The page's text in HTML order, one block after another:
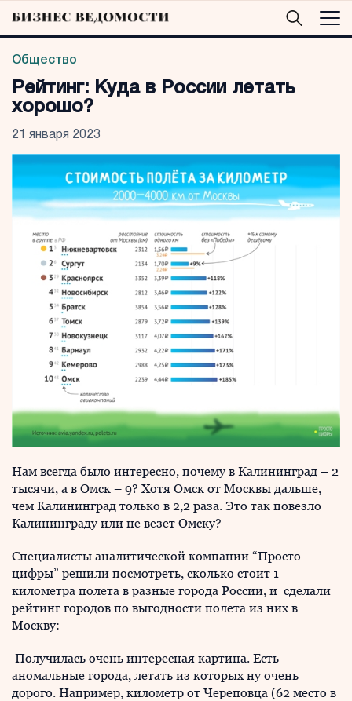
Общество
Рейтинг: Куда в России летать
хорошо?
21 января 2023
Нам всегда было интересно, почему в Калининград – 2
тысячи, а в Омск – 9? Хотя Омск от Москвы дальше,
чем Калининград только в 2,2 раза. Это так повезло
Калининграду или не везет Омску?
Специалисты аналитической компании “Просто
цифры” решили посмотреть, сколько стоит 1
километра полета в разные города России, и сделали
рейтинг городов по выгодности полета из них в
Москву:
Получилась очень интересная картина. Есть
аномальные города, летать из которых ну очень
дорого. Например, километр от Череповца (62 место в